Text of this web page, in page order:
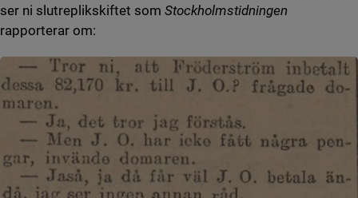
ser ni slutreplikskiftet som Stockholmstidningen
rapporterar om: